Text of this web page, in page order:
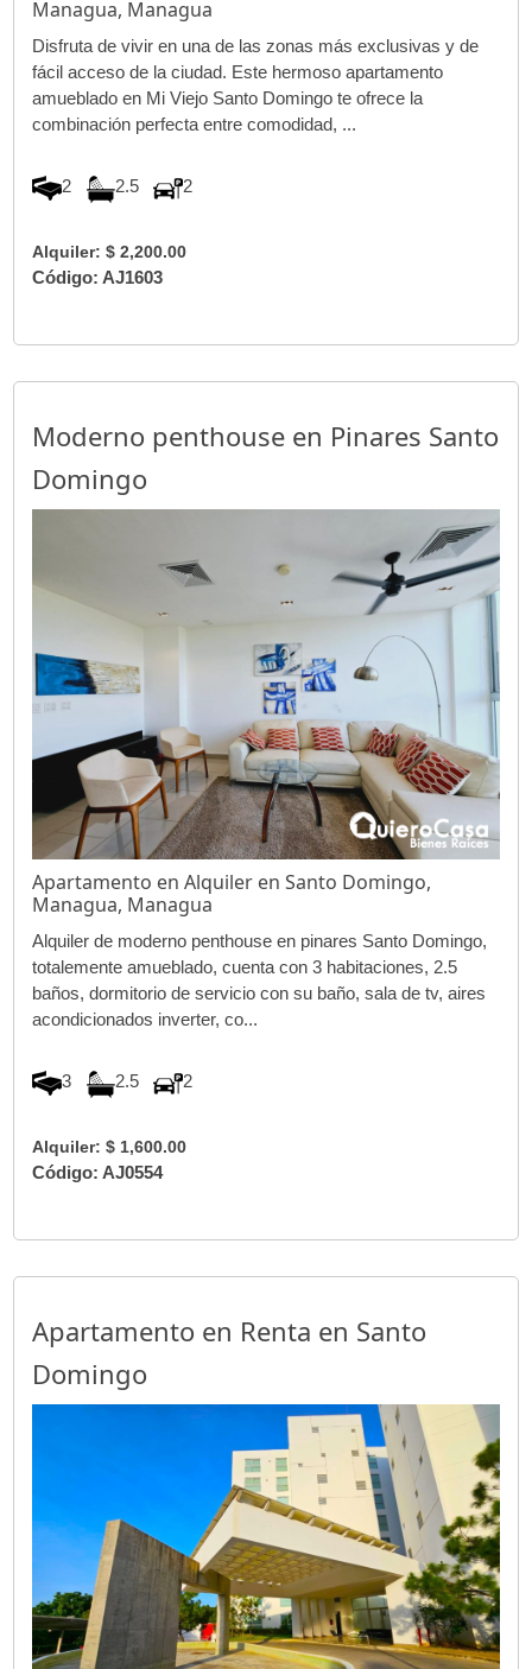
Managua, Managua
Disfruta de vivir en una de las zonas más exclusivas y de
fácil acceso de la ciudad. Este hermoso apartamento
amueblado en Mi Viejo Santo Domingo te ofrece la
combinación perfecta entre comodidad, ...
2 2.5 2
Alquiler: $ 2,200.00
Código: AJ1603
Moderno penthouse en Pinares Santo
Domingo
Apartamento en Alquiler en Santo Domingo,
Managua, Managua
Alquiler de moderno penthouse en pinares Santo Domingo,
totalemente amueblado, cuenta con 3 habitaciones, 2.5
baños, dormitorio de servicio con su baño, sala de tv, aires
acondicionados inverter, co...
3 2.5 2
Alquiler: $ 1,600.00
Código: AJ0554
Apartamento en Renta en Santo
Domingo